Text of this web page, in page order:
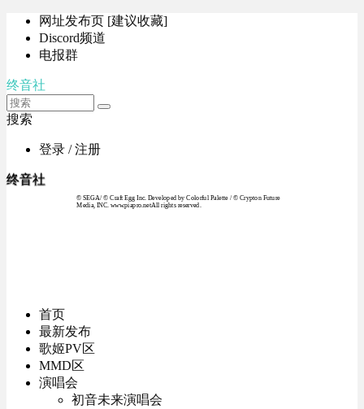
网址发布页 [建议收藏]
Discord频道
电报群
终音社
搜索
登录 / 注册
终音社
© SEGA / © Craft Egg Inc. Developed by Colorful Palette / © Crypton Future
Media, INC. www.piapro.netAll rights reserved.
首页
最新发布
歌姬PV区
MMD区
演唱会
初音未来演唱会